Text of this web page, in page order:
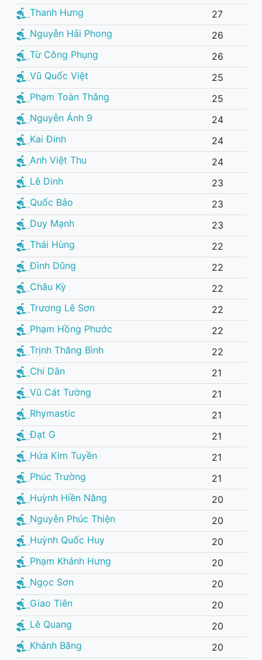
Thanh Hưng
27
Nguyễn Hải Phong
26
Từ Công Phụng
26
Vũ Quốc Việt
25
Phạm Toàn Thắng
25
Nguyễn Ánh 9
24
Kai Đinh
24
Anh Việt Thu
24
Lê Dinh
23
Quốc Bảo
23
Duy Mạnh
23
Thái Hùng
22
Đình Dũng
22
Châu Kỳ
22
Trương Lê Sơn
22
Phạm Hồng Phước
22
Trịnh Thăng Bình
22
Chi Dân
21
Vũ Cát Tường
21
Rhymastic
21
Đạt G
21
Hứa Kim Tuyền
21
Phúc Trường
21
Huỳnh Hiền Năng
20
Nguyễn Phúc Thiện
20
Huỳnh Quốc Huy
20
Phạm Khánh Hưng
20
Ngọc Sơn
20
Giao Tiên
20
Lê Quang
20
Khánh Băng
20